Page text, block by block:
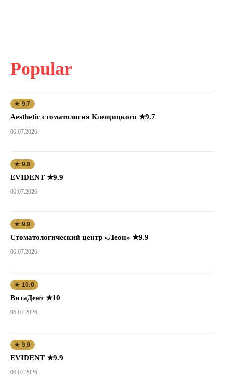
Popular
★ 9.7
Aesthetic стоматология Клещицкого ★9.7
06.07.2026
★ 9.9
EVIDENT ★9.9
06.07.2026
★ 9.9
Стоматологический центр «Леон» ★9.9
06.07.2026
★ 10.0
ВитаДент ★10
06.07.2026
★ 9.9
EVIDENT ★9.9
06.07.2026